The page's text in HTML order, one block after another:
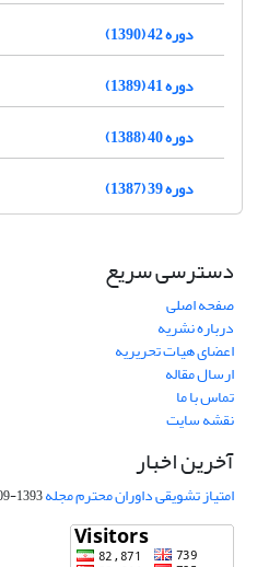
دوره 42 (1390)
دوره 41 (1389)
دوره 40 (1388)
دوره 39 (1387)
دسترسی سریع
صفحه اصلی
درباره نشریه
اعضای هیات تحریریه
ارسال مقاله
تماس با ما
نقشه سایت
آخرین اخبار
امتیاز تشویقی داوران محترم مجله1393-09-01